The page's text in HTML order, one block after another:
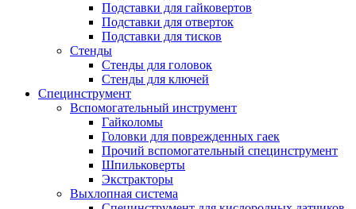
Подставки для гайковертов
Подставки для отверток
Подставки для тисков
Стенды
Стенды для головок
Стенды для ключей
Специнструмент
Вспомогательный инструмент
Гайколомы
Головки для поврежденных гаек
Прочий вспомогательный специнструмент
Шпильковерты
Экстракторы
Выхлопная система